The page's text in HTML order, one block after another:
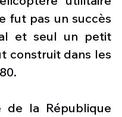
fut pas un succès
et seul un petit
construit dans les
de la République